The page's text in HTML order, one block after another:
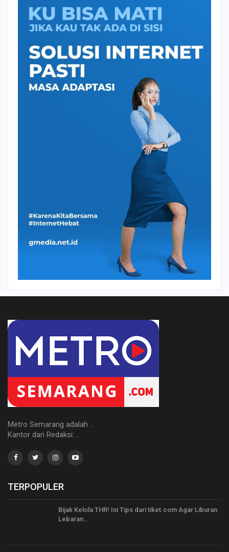
Metro Semarang adalah ..
Kantor dan Redaksi: ..
TERPOPULER
Bijak Kelola THR! Ini Tips dari tiket.com Agar Liburan
Lebaran…